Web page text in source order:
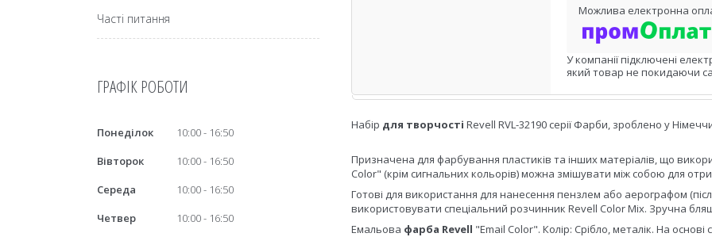
У компанії підключені
який товар не покидаючи
Набір для творчості Revell RVL-32190 серії Фарби, зроблено у
Призначена для фарбування пластиків та інших матеріалів, що
Color" (крім сигнальних кольорів) можна змішувати між собою для
Готові для використання для нанесення пензлем або аерографом
використовувати спеціальний розчинник Revell Color Mix. Зручна
Емальова фарба Revell "Email Color". Колір: Срібло, металік. На
Часті питання
ГРАФІК РОБОТИ
Понеділок 10:00
16:50
Вівторок
10:00
16:50
Середа
10:00
16:50
Четвер
10:00
16:50